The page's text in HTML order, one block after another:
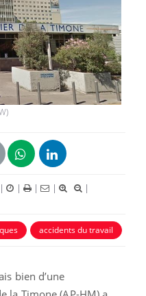
| | | |
|
accidents du travail
bien d’une